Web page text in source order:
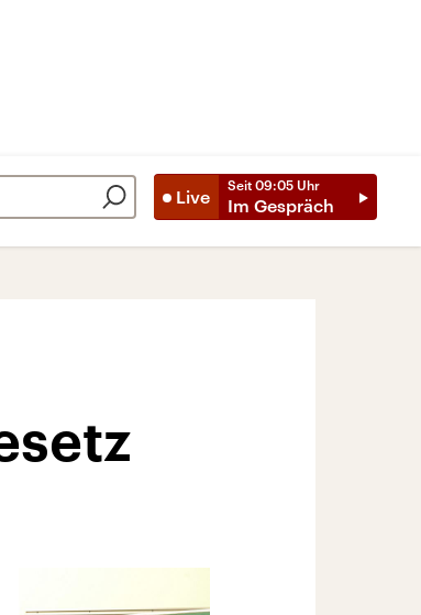
Live
Seit 09:05 Uhr
Im Gespräch